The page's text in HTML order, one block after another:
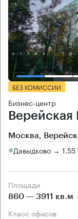
БЕЗ КОМИССИИ
Бизнес-центр
Верейская
Москва,
Давыдково → 1.55
Площади
860 — 3911 кв.м
Класс офисов